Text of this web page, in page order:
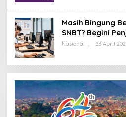
Masih Bingung
SNBT? Begini
Nasional 23 April